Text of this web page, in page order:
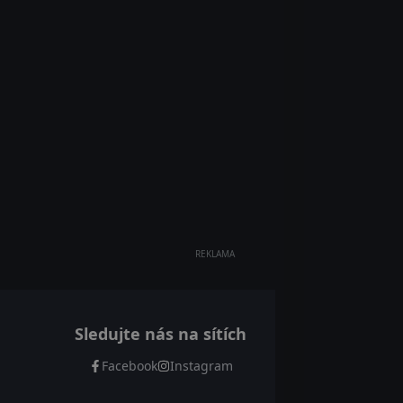
REKLAMA
Sledujte nás na sítích
Facebook Instagram